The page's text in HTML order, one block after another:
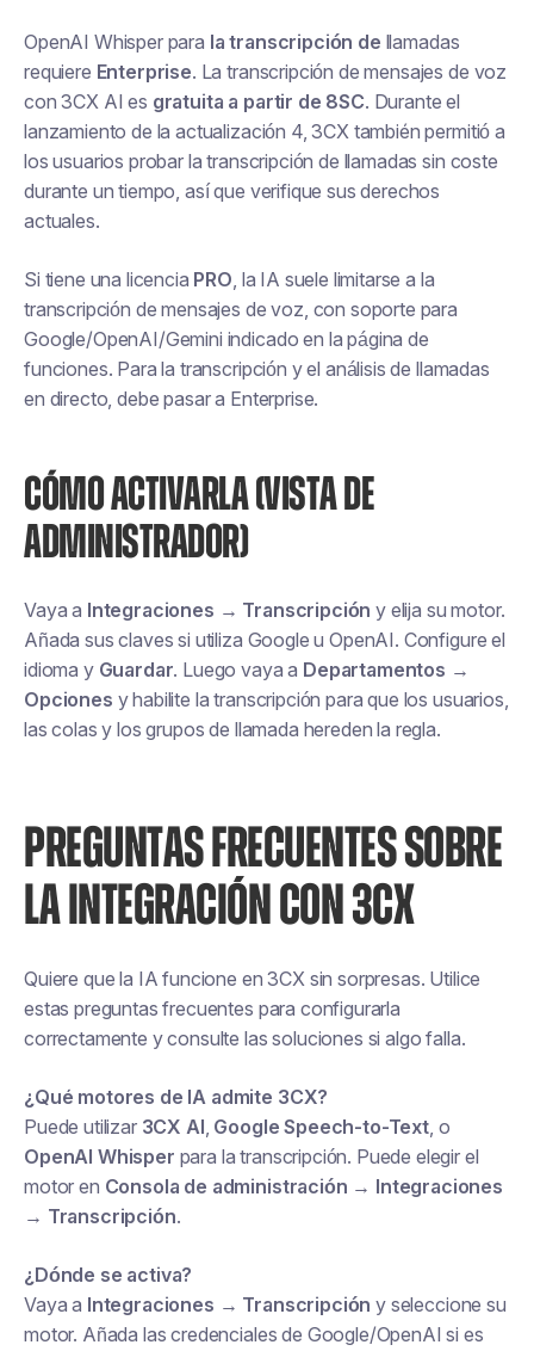
OpenAI Whisper para la transcripción de llamadas
requiere Enterprise. La transcripción de mensajes de voz
con 3CX AI es gratuita a partir de 8SC. Durante el
lanzamiento de la actualización 4, 3CX también permitió a
los usuarios probar la transcripción de llamadas sin coste
durante un tiempo, así que verifique sus derechos
actuales.
Si tiene una licencia PRO, la IA suele limitarse a la
transcripción de mensajes de voz, con soporte para
Google/OpenAI/Gemini indicado en la página de
funciones. Para la transcripción y el análisis de llamadas
en directo, debe pasar a Enterprise.
CÓMO ACTIVARLA (VISTA DE
ADMINISTRADOR)
Vaya a Integraciones → Transcripción y elija su motor.
Añada sus claves si utiliza Google u OpenAI. Configure el
idioma y Guardar. Luego vaya a Departamentos →
Opciones y habilite la transcripción para que los usuarios,
las colas y los grupos de llamada hereden la regla.
PREGUNTAS FRECUENTES SOBRE
LA INTEGRACIÓN CON 3CX
Quiere que la IA funcione en 3CX sin sorpresas. Utilice
estas preguntas frecuentes para configurarla
correctamente y consulte las soluciones si algo falla.
¿Qué motores de IA admite 3CX?
Puede utilizar 3CX AI, Google Speech-to-Text, o
OpenAI Whisper para la transcripción. Puede elegir el
motor en Consola de administración → Integraciones
→ Transcripción.
¿Dónde se activa?
Vaya a Integraciones → Transcripción y seleccione su
motor. Añada las credenciales de Google/OpenAI si es